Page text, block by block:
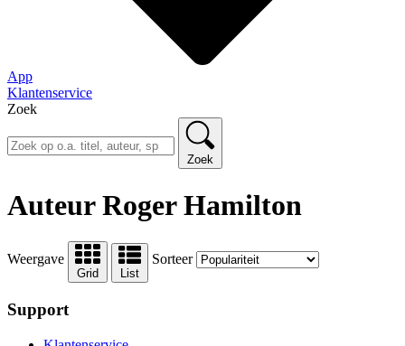
App
Klantenservice
Zoek
Zoek
Auteur Roger Hamilton
Weergave
Grid List
Sorteer
Support